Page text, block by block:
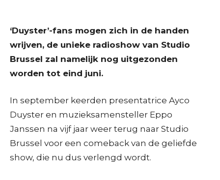
‘Duyster’-fans mogen zich in de handen
wrijven, de unieke radioshow van Studio
Brussel zal namelijk nog uitgezonden
worden tot eind juni.
In september keerden presentatrice Ayco
Duyster en muzieksamensteller Eppo
Janssen na vijf jaar weer terug naar Studio
Brussel voor een comeback van de geliefde
show, die nu dus verlengd wordt.